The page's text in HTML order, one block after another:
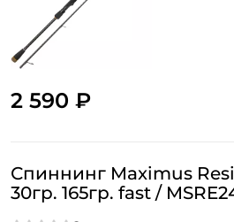
2 590 ₽
Спиннинг Maximus
30гр. 165гр. fast /